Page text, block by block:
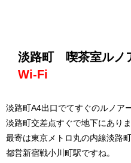
淡路町 喫茶室ルノ
Wi-Fi
淡路町A4出口でてすぐのルノア
淡路町交差点すぐで地下にありま
最寄は東京メトロ丸の内線淡路
都営新宿戦小川町駅ですね。